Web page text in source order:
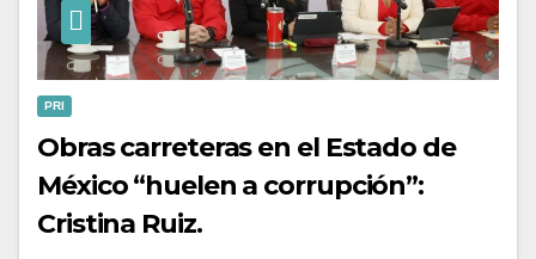
PRI
Obras carreteras en el Estado de
México “huelen a corrupción”:
Cristina Ruiz.